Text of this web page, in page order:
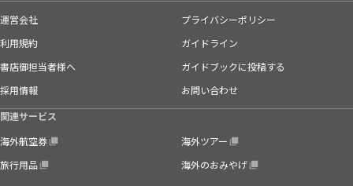
運営会社
プライバシーポリシー
利用規約
ガイドライン
書店御担当者様へ
ガイドブックに投稿する
採用情報
お問い合わせ
関連サービス
海外航空券
海外ツアー
旅行用品
海外のおみやげ